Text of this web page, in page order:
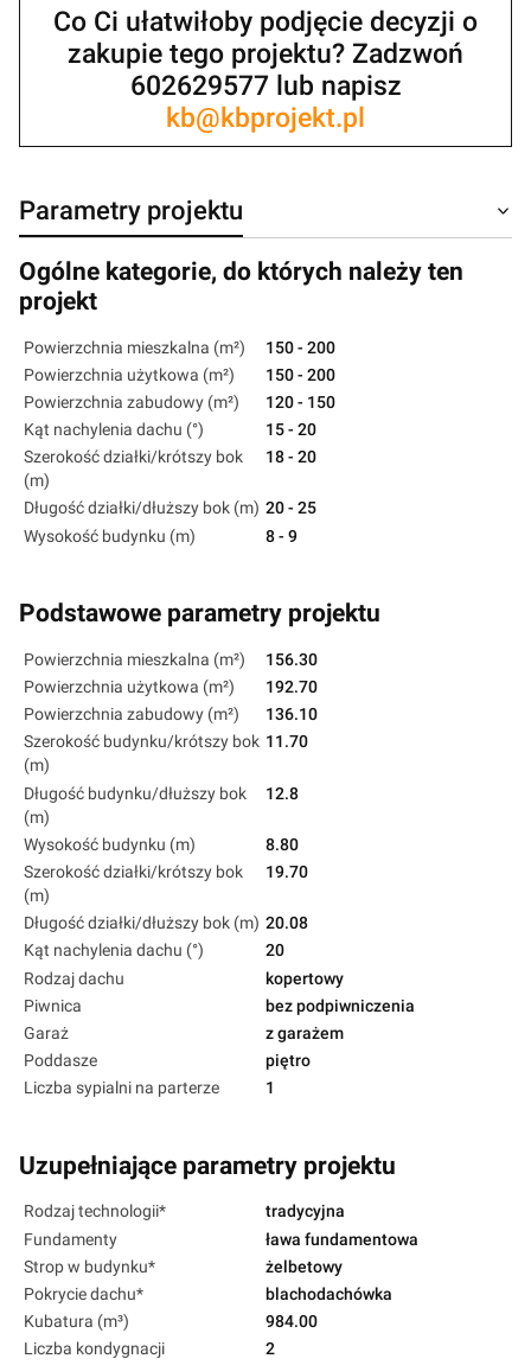
Co Ci ułatwiłoby podjęcie decyzji o
zakupie tego projektu? Zadzwoń
602629577 lub napisz
kb@kbprojekt.pl
Parametry projektu
Ogólne kategorie, do których należy ten
projekt
Powierzchnia mieszkalna (m²)
150 - 200
Powierzchnia użytkowa (m²)
150 - 200
Powierzchnia zabudowy (m²)
120 - 150
Kąt nachylenia dachu (°)
15 - 20
Szerokość działki/krótszy bok
(m)
18 - 20
Długość działki/dłuższy bok (m) 20 - 25
Wysokość budynku (m)
8 - 9
Podstawowe parametry projektu
Powierzchnia mieszkalna (m²)
156.30
Powierzchnia użytkowa (m²)
192.70
Powierzchnia zabudowy (m²)
136.10
Szerokość budynku/krótszy bok
(m)
11.70
Długość budynku/dłuższy bok
(m)
12.8
Wysokość budynku (m)
8.80
Szerokość działki/krótszy bok
(m)
19.70
Długość działki/dłuższy bok (m) 20.08
Kąt nachylenia dachu (°)
20
Rodzaj dachu
kopertowy
Piwnica
bez podpiwniczenia
Garaż
z garażem
Poddasze
piętro
Liczba sypialni na parterze
1
Uzupełniające parametry projektu
Rodzaj technologii*
tradycyjna
Fundamenty
ława fundamentowa
Strop w budynku*
żelbetowy
Pokrycie dachu*
blachodachówka
Kubatura (m³)
984.00
Liczba kondygnacji
2